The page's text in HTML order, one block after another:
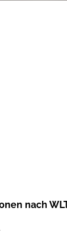
nach